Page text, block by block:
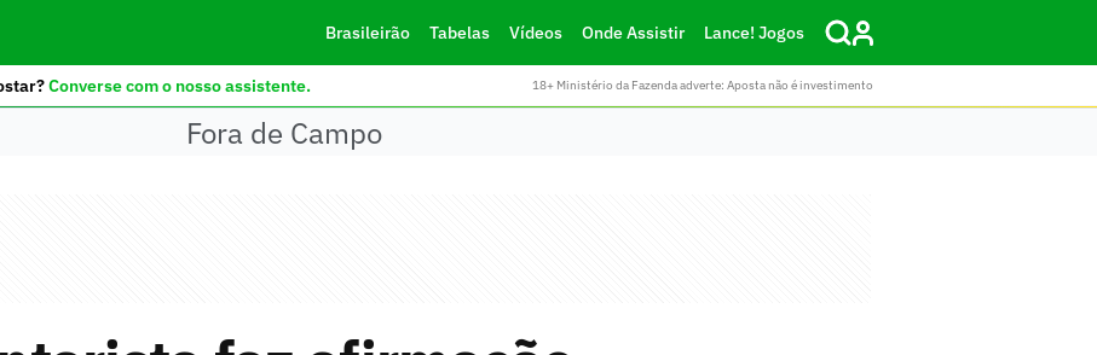
Brasileirão Tabelas Vídeos Onde Assistir Lance! Jogos
Converse com o nosso assistente. 18+ Ministério da Fazenda adverte: Aposta não é investimento
Fora de Campo